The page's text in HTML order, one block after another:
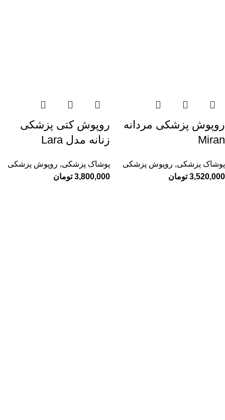
روپوش پزشکی مردانه
Miran
پوشاک پزشکی, روپوش پزشکی
3,520,000 تومان
روپوش کتی پزشکی
زنانه مدل Lara
پوشاک پزشکی, روپوش پزشکی
3,800,000 تومان